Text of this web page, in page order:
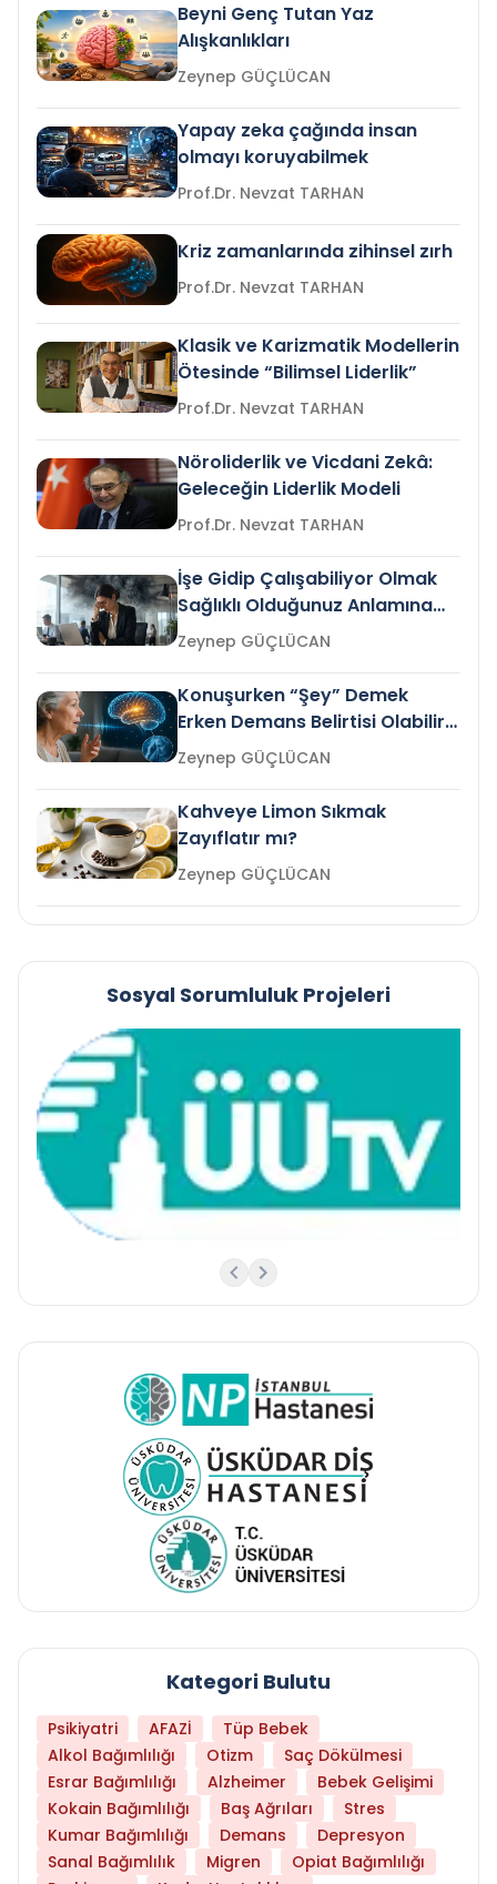
Beyni Genç Tutan Yaz
Alışkanlıkları
Zeynep GÜÇLÜCAN
Yapay zeka çağında insan
olmayı koruyabilmek
Prof.Dr. Nevzat TARHAN
Kriz zamanlarında zihinsel zırh
Prof.Dr. Nevzat TARHAN
Klasik ve Karizmatik Modellerin
Ötesinde “Bilimsel Liderlik”
Prof.Dr. Nevzat TARHAN
Nöroliderlik ve Vicdani Zekâ:
Geleceğin Liderlik Modeli
Prof.Dr. Nevzat TARHAN
İşe Gidip Çalışabiliyor Olmak
Sağlıklı Olduğunuz Anlamına
Gelir mi?Zeynep GÜÇLÜCAN
Konuşurken “Şey” Demek
Erken Demans Belirtisi Olabilir
mi?
Zeynep GÜÇLÜCAN
Kahveye Limon Sıkmak
Zayıflatır mı?
Zeynep GÜÇLÜCAN
Sosyal Sorumluluk Projeleri
Kategori Bulutu
Psikiyatri AFAZİ
Tüp Bebek
Alkol Bağımlılığı
Otizm
Saç Dökülmesi
Esrar Bağımlılığı
Alzheimer
Bebek Gelişimi
Kokain Bağımlılığı
Baş Ağrıları
Stres
Kumar Bağımlılığı
Demans
Depresyon
Sanal Bağımlılık
Migren
Opiat Bağımlılığı